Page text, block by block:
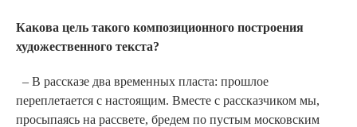
Какова цель такого композиционного построения
художественного текста?
– В рассказе два временных пласта: прошлое
переплетается с настоящим. Вместе с рассказчиком мы,
просыпаясь на рассвете, бредем по пустым московским